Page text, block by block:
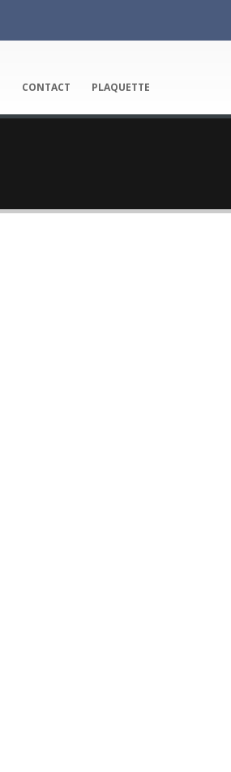
CONTACT PLAQUETTE